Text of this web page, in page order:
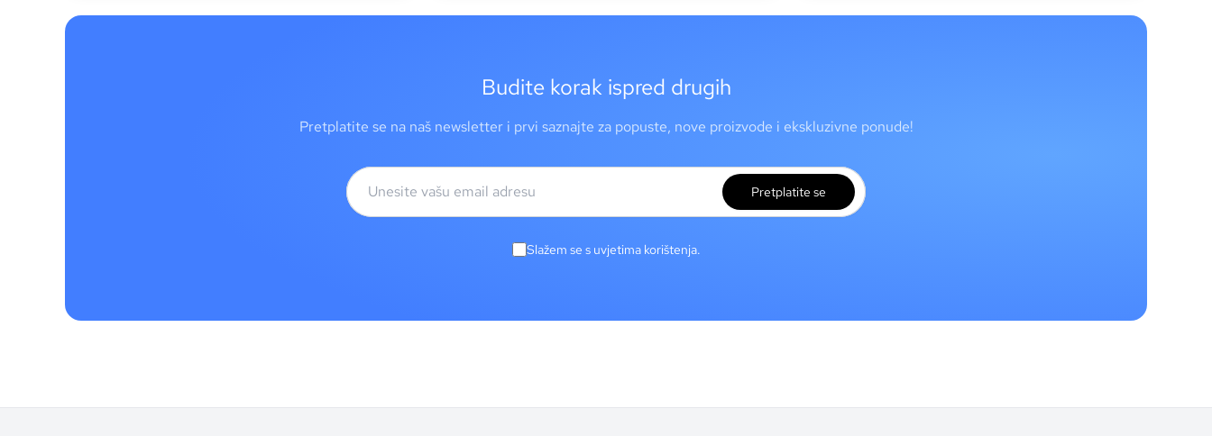
Budite korak ispred drugih
Pretplatite se na naš newsletter i prvi saznajte za popuste, nove proizvode i ekskluzivne ponude!
Pretplatite se
Slažem se s uvjetima korištenja.